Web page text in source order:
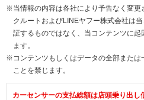
※当情報の内容は各社により予告なく変更
クルートおよびLINEヤフー株式会社は
証するものではなく、当コンテンツに
ます。
※コンテンツもしくはデータの全部または
ことを禁じます。
カーセンサーの支払総額は店頭乗り出し